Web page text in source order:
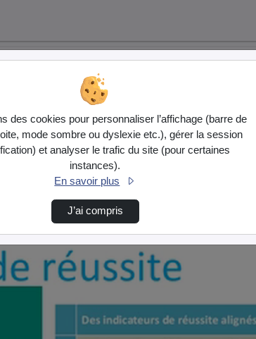
des cookies pour personnaliser l’affichage (barre de
mode sombre ou dyslexie etc.), gérer la session
et analyser le trafic du site (pour certaines
instances).
En savoir plus
J’ai compris